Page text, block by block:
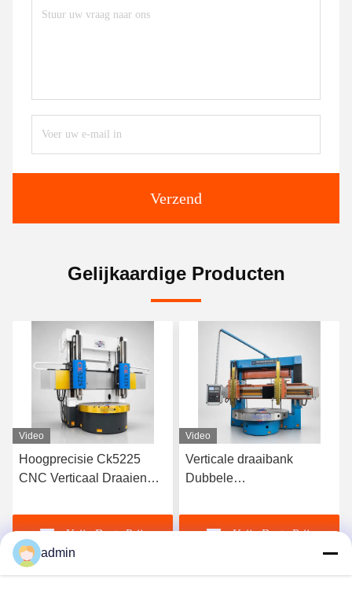
Verzend
Gelijkaardige Producten
Video
Verticale draaibank
Dubbele
werktuigmachine voor
zwaar stabiel draaien
Krijg Beste Prijs
Video
Hoogprecisie Ck5116
Verticale CNC-draaibank
Krijg Beste Prijs
admin